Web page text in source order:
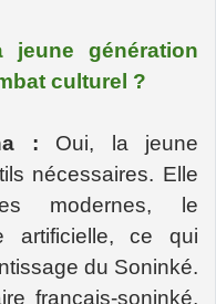
jeune génération
culturel ?
: Oui, la jeune
nécessaires. Elle
modernes, le
artificielle, ce qui
du Soninké.
français-soninké,